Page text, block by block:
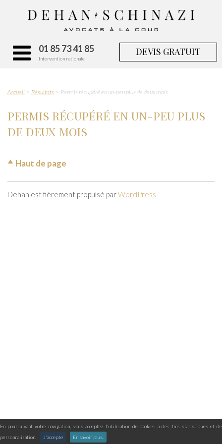
En poursuivant votre navigation, vous acceptez l'utilisation de cookies à des fins statistiques et de
personnalisation.
J'accepte En savoir plus.
01 85 73 41 85
Intervention nationale
DEVIS GRATUIT
Accueil Résultats Permis récupéré en un-peu plus de deux mois
PERMIS RÉCUPÉRÉ EN UN-PEU PLUS
DE DEUX MOIS
Haut de page
Dehan est fièrement propulsé parWordPress